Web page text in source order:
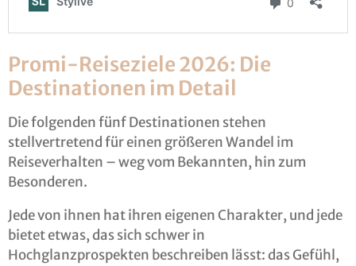
Promi-Reiseziele 2026: Die
Destinationen im Detail
Die folgenden fünf Destinationen stehen
stellvertretend für einen größeren Wandel im
Reiseverhalten – weg vom Bekannten, hin zum
Besonderen.
Jede von ihnen hat ihren eigenen Charakter, und jede
bietet etwas, das sich schwer in
Hochglanzprospekten beschreiben lässt: das Gefühl,